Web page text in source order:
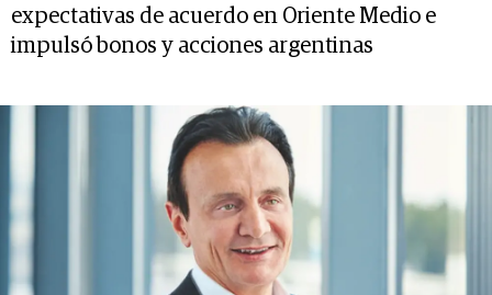
expectativas de acuerdo en Oriente Medio e
impulsó bonos y acciones argentinas